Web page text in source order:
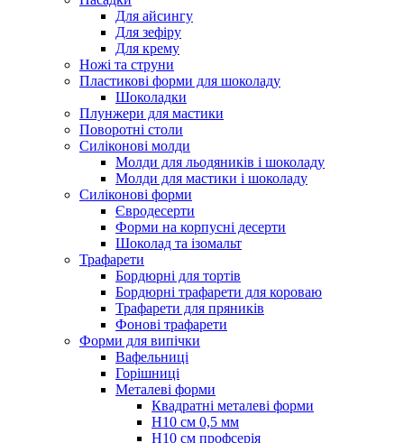
Для айсингу
Для зефіру
Для крему
Ножі та струни
Пластикові форми для шоколаду
Шоколадки
Плунжери для мастики
Поворотні столи
Силіконові молди
Молди для льодяників і шоколаду
Молди для мастики і шоколаду
Силіконові форми
Євродесерти
Форми на корпусні десерти
Шоколад та ізомальт
Трафарети
Бордюрні для тортів
Бордюрні трафарети для короваю
Трафарети для пряників
Фонові трафарети
Форми для випічки
Вафельниці
Горішниці
Металеві форми
Квадратні металеві форми
Н10 см 0,5 мм
Н10 см профсерія